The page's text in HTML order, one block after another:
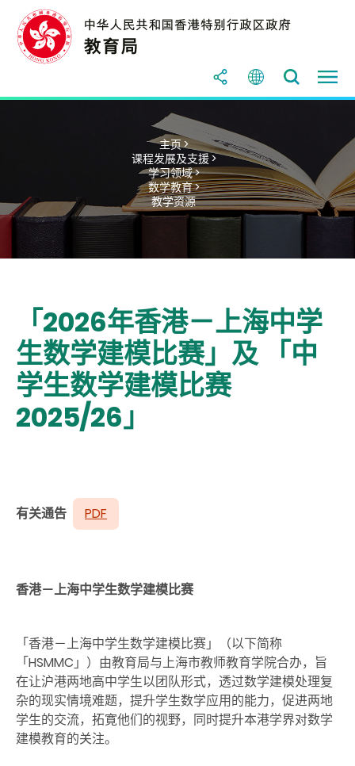
主页 >
课程发展及支援 >
学习领域 >
数学教育 >
教学资源
「2026年香港－上海中学
生数学建模比赛」及 「中
学生数学建模比赛
2025/26」
有关通告 PDF
香港－上海中学生数学建模比赛
「香港－上海中学生数学建模比赛」（以下简称
「HSMMC」）由教育局与上海市教师教育学院合办，旨
在让沪港两地高中学生以团队形式，透过数学建模处理复
杂的现实情境难题，提升学生数学应用的能力，促进两地
学生的交流，拓寛他们的视野，同时提升本港学界对数学
建模教育的关注。